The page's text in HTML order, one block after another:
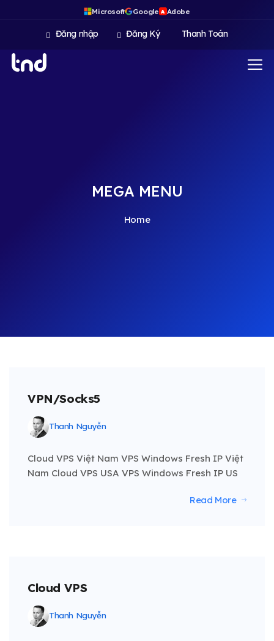
Microsoft Google A Adobe
Đăng nhập Đăng Ký Thanh Toán
MEGA MENU
Home
VPN/Socks5
Thanh Nguyễn
Cloud VPS Việt Nam VPS Windows Fresh IP Việt
Nam Cloud VPS USA VPS Windows Fresh IP US
Read More
Cloud VPS
Thanh Nguyễn